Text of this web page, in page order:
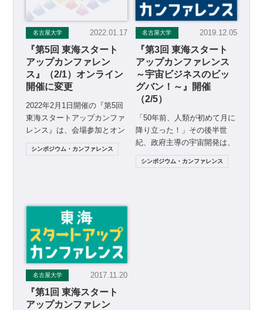
名古屋大学 2022.01.17
『第5回 東海スタート
アップカンファレン
ス』（2/1）オンライン
開催に変更
2022年2月1日開催の『第5回
東海スタートアップカンファ
レンス』は、会場参加とオン
ライン参加のハイブリッド開
催を予定しておりま […]
シンポジウム・カンファレンス
名古屋大学 2019.12.05
『第3回 東海スタート
アップカンファレンス
～宇宙ビジネスのビッ
グバン！～』開催
（2/5）
「50年前、人類が初めて月に
降り立った！」その後半世
紀、政府主導の宇宙開発は、
野心的な起業家たちや宇宙を
新たなビジネスの機会として
シンポジウム・カンファレンス
名古屋大学 2017.11.20
『第1回 東海スタート
アップカンファレン